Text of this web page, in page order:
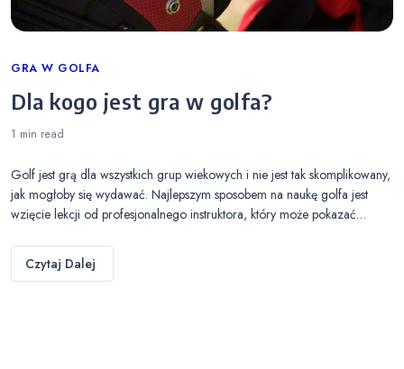
Categories
GRA W GOLFA
Dla kogo jest gra w golfa?
1 min read
Golf jest grą dla wszystkich grup wiekowych i nie jest tak skomplikowany,
jak mogłoby się wydawać. Najlepszym sposobem na naukę golfa jest
wzięcie lekcji od profesjonalnego instruktora, który może pokazać…
Czytaj Dalej